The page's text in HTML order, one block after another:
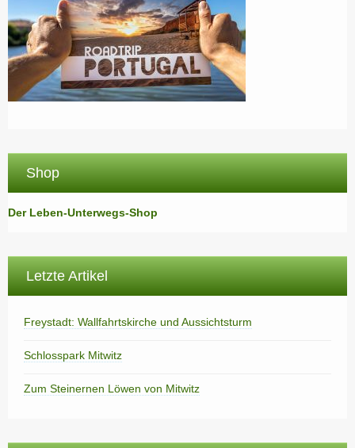
Shop
Der Leben-Unterwegs-Shop
Letzte Artikel
Freystadt: Wallfahrtskirche und Aussichtsturm
Schlosspark Mitwitz
Zum Steinernen Löwen von Mitwitz